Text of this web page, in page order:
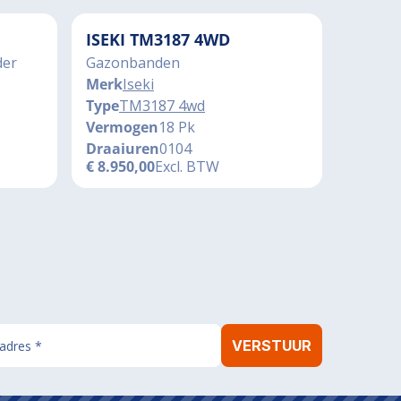
ISEKI TM3187 4WD
Gazonbanden
MerkIseki
TypeTM3187 4wd
Vermogen18 Pk
Draaiuren0104
€8.950,00Excl. BTW